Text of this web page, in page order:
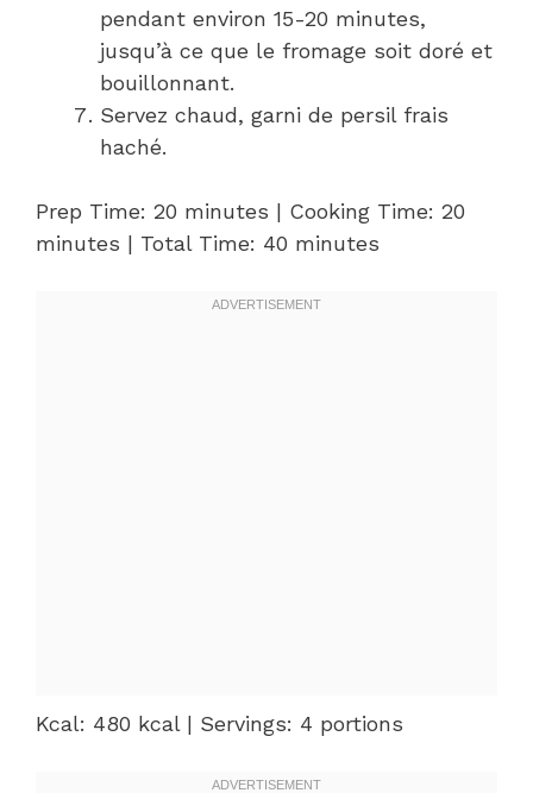
pendant environ 15-20 minutes,
jusqu’à ce que le fromage soit doré et
bouillonnant.
Servez chaud, garni de persil frais
haché.
Prep Time: 20 minutes | Cooking Time: 20
minutes | Total Time: 40 minutes
Kcal: 480 kcal | Servings: 4 portions